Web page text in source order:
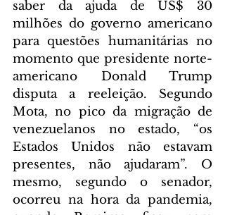
saber da ajuda de US$ 30
milhões do governo americano
para questões humanitárias no
momento que presidente norte-
americano Donald Trump
disputa a reeleição. Segundo
Mota, no pico da migração de
venezuelanos no estado, “os
Estados Unidos não estavam
presentes, não ajudaram”. O
mesmo, segundo o senador,
ocorreu na hora da pandemia,